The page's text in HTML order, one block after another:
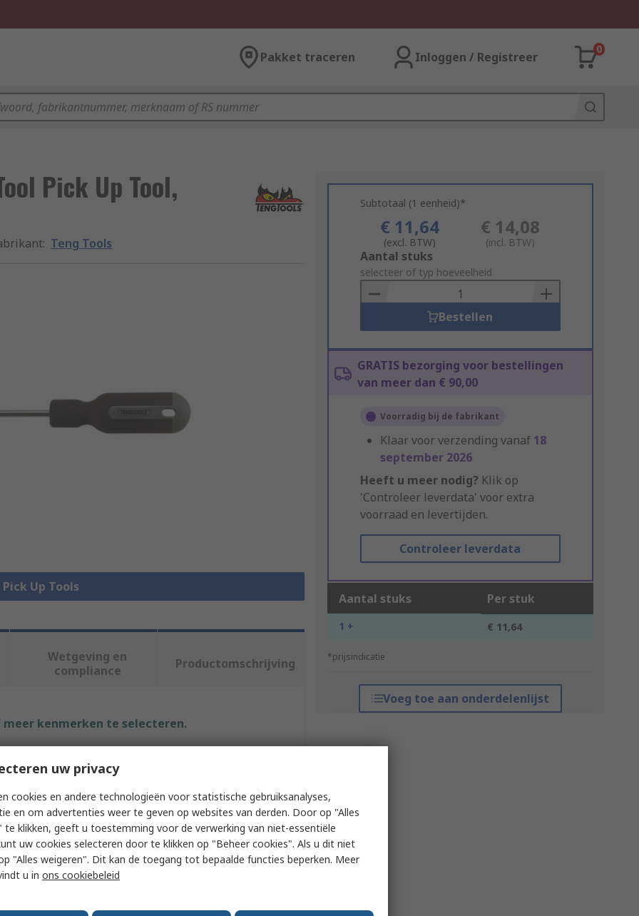
Pakket traceren Inloggen / Registreer
0
Pick Up Tool,
: Teng Tools
Up Tools
Subtotaal (1 eenheid)*
€ 11,64
(excl. BTW)
€ 14,08
(incl. BTW)
Add
to
Basket
Aantal stuks
selecteer of typ hoeveelheid
Bestellen
GRATIS bezorging voor bestellingen
van meer dan € 90,00
Voorradig bij de fabrikant
Klaar voor verzending vanaf 18
september 2026
Heeft u meer nodig? Klik op
'Controleer leverdata' voor extra
voorraad en levertijden.
Controleer leverdata
Aantal stuks Per stuk
1 + € 11,64
*prijsindicatie
Voeg toe aan onderdelenlijst
Wetgeving en
compliance
Productomschrijving
kenmerken te selecteren.
Pick Up Tool
Flexible Pickup Tool
uw privacy
cookies en andere technologieën voor statistische gebruiksanalyses,
en om advertenties weer te geven op websites van derden. Door op "Alles
te klikken, geeft u toestemming voor de verwerking van niet-essentiële
uw cookies selecteren door te klikken op "Beheer cookies". Als u dit niet
"Alles weigeren". Dit kan de toegang tot bepaalde functies beperken. Meer
u in ons cookiebeleid